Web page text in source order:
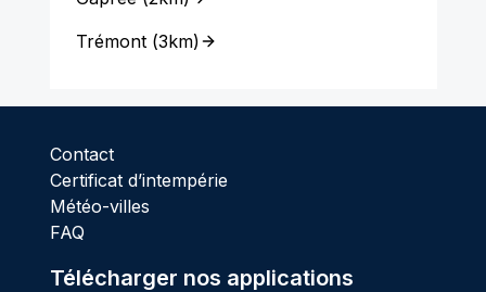
Trémont(3km)
Contact
Certificat d’intempérie
Météo-villes
FAQ
Télécharger nos applications